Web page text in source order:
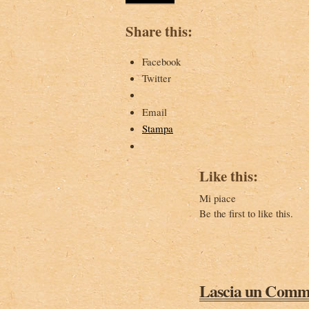
Share this:
Facebook
Twitter
Email
Stampa
Like this:
Mi piace
Be the first to like this.
Lascia un